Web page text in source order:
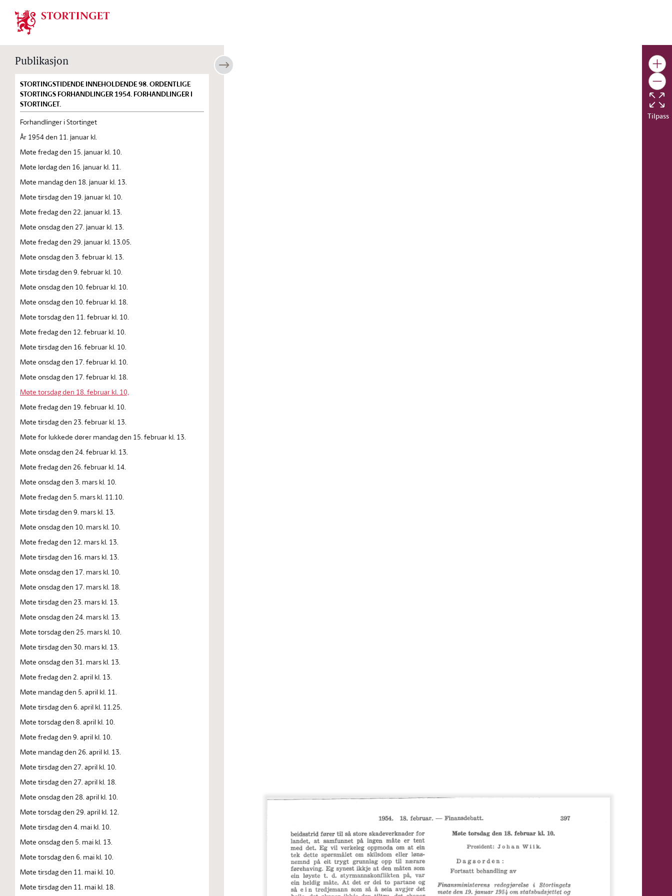
Stortinget.no
Publikasjon
STORTINGSTIDENDE INNEHOLDENDE 98. ORDENTLIGE
STORTINGS FORHANDLINGER 1954. FORHANDLINGER I
STORTINGET.
Forhandlinger i Stortinget
År 1954 den 11. januar kl.
Møte fredag den 15. januar kl. 10.
Møte lørdag den 16. januar kl. 11.
Møte mandag den 18. januar kl. 13.
Møte tirsdag den 19. januar kl. 10.
Møte fredag den 22. januar kl. 13.
Møte onsdag den 27. januar kl. 13.
Møte fredag den 29. januar kl. 13.05.
Møte onsdag den 3. februar kl. 13.
Møte tirsdag den 9. februar kl. 10.
Møte onsdag den 10. februar kl. 10.
Møte onsdag den 10. februar kl. 18.
Møte torsdag den 11. februar kl. 10.
Møte fredag den 12. februar kl. 10.
Møte tirsdag den 16. februar kl. 10.
Møte onsdag den 17. februar kl. 10.
Møte onsdag den 17. februar kl. 18.
Møte torsdag den 18. februar kl. 10,
Møte fredag den 19. februar kl. 10.
Møte tirsdag den 23. februar kl. 13.
Møte for lukkede dører mandag den 15. februar kl. 13.
Møte onsdag den 24. februar kl. 13.
Møte fredag den 26. februar kl. 14.
Møte onsdag den 3. mars kl. 10.
Møte fredag den 5. mars kl. 11.10.
Møte tirsdag den 9. mars kl. 13.
Møte onsdag den 10. mars kl. 10.
Møte fredag den 12. mars kl. 13.
Møte tirsdag den 16. mars kl. 13.
Møte onsdag den 17. mars kl. 10.
Møte onsdag den 17. mars kl. 18.
Møte tirsdag den 23. mars kl. 13.
Møte onsdag den 24. mars kl. 13.
Møte torsdag den 25. mars kl. 10.
Møte tirsdag den 30. mars kl. 13.
Møte onsdag den 31. mars kl. 13.
Møte fredag den 2. april kl. 13.
Møte mandag den 5. april kl. 11.
Møte tirsdag den 6. april kl. 11.25.
Møte torsdag den 8. april kl. 10.
Møte fredag den 9. april kl. 10.
Møte mandag den 26. april kl. 13.
Møte tirsdag den 27. april kl. 10.
Møte tirsdag den 27. april kl. 18.
Møte onsdag den 28. april kl. 10.
Møte torsdag den 29. april kl. 12.
Møte tirsdag den 4. mai kl. 10.
Møte onsdag den 5. mai kl. 13.
Møte torsdag den 6. mai kl. 10.
Møte tirsdag den 11. mai kl. 10.
Møte tirsdag den 11. mai kl. 18.